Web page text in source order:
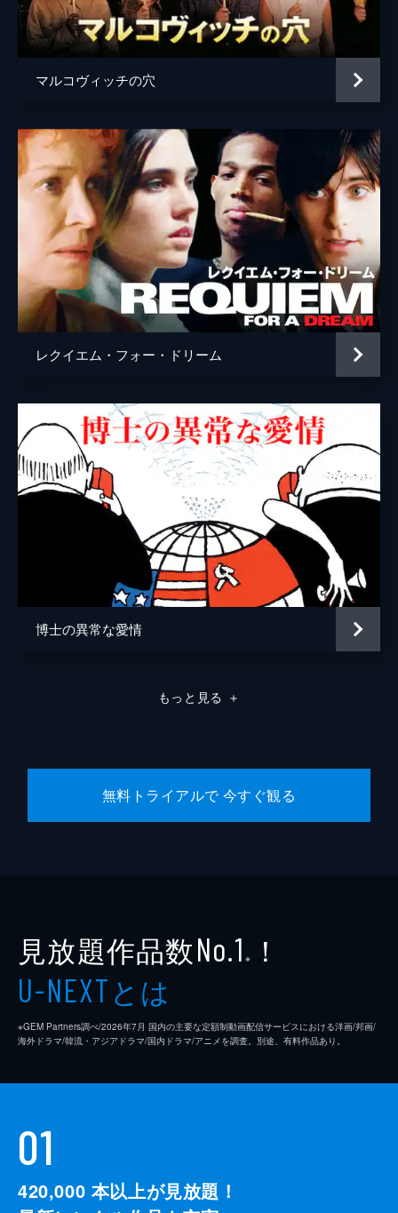
マッジ・ライアン
ジョン・サヴィデント
マーガレット・タイザック
スティーヴン・バーコフ
デヴィッド・プラウズ
監督 スタンリー・キューブリック
脚本 スタンリー・キューブリック
原作 アンソニー・バージェス
音楽 ウォルター・カーロス
マルコヴィッチの穴
レクイエム・フォー・ドリーム
博士の異常な愛情
もっと見る ＋
無料トライアルで 今すぐ観る
見放題作品数No.1 ※ ！
U-NEXTとは
※GEM Partners調べ/2026年7⽉ 国内の主要な定額制動画配信サービスにおける洋画/邦画/
海外ドラマ/韓流・アジアドラマ/国内ドラマ/アニメを調査。別途、有料作品あり。
01
420,000 本以上が見放題！